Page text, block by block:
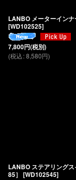
LANBO メーターイン
[WD102525]
7,800円(税別)
(税込:8,580円)
LANBO ステアリング
85］ [WD102545]